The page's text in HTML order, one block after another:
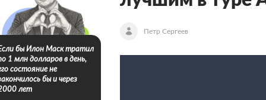
Петр Сергеев
бы Илон Маск тратил
1 млн долларов в день,
состояние не
бы и через
лет